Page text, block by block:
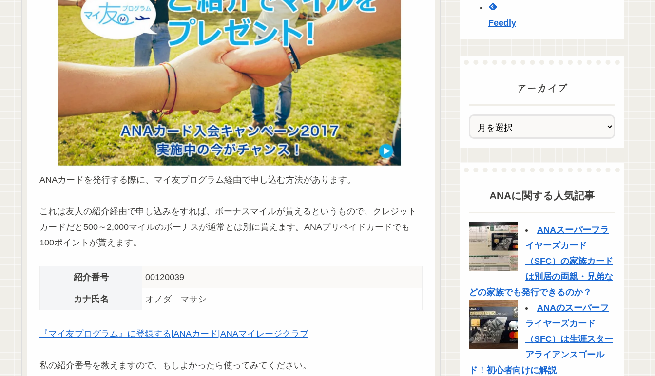
ANAカードを発行する際に、マイ友プログラム経由で申し込む方法があります。
これは友人の紹介経由で申し込みをすれば、ボーナスマイルが貰えるというもので、クレジット
カードだと500～2,000マイルのボーナスが通常とは別に貰えます。ANAプリペイドカードでも
100ポイントが貰えます。
紹介番号 00120039
カナ氏名 オノダ マサシ
『マイ友プログラム』に登録する|ANAカード|ANAマイレージクラブ
私の紹介番号を教えますので、もしよかったら使ってみてください。
Feedly
アーカイブ
ANAに関する人気記事
ANAスーパーフラ
イヤーズカード
（SFC）の家族カード
は別居の両親・兄弟な
どの家族でも発行できるのか？
ANAのスーパーフ
ライヤーズカード
（SFC）は生涯スター
アライアンスゴール
ド！初心者向けに解説